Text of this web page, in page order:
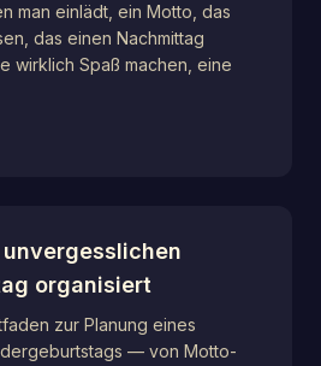
man einlädt, ein Motto, das
das einen Nachmittag
wirklich Spaß machen, eine
organisiert
zur Planung eines
— von Motto-